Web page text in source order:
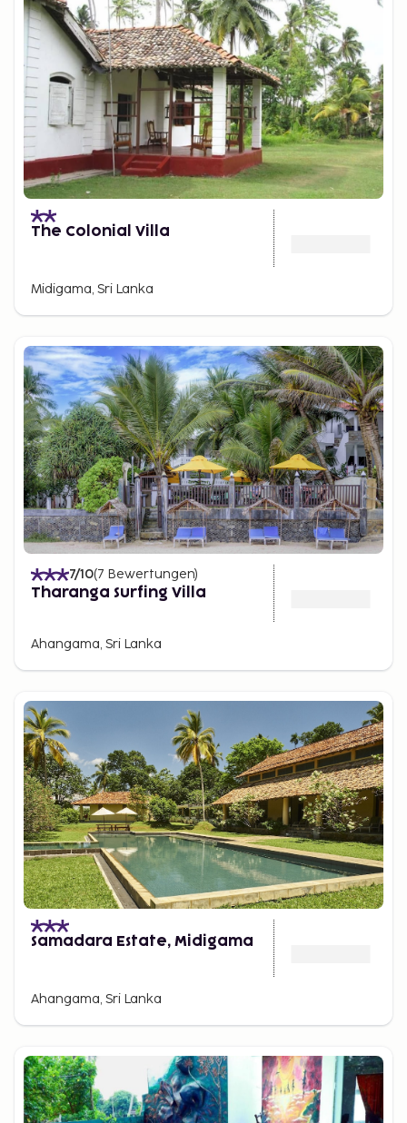
The Colonial Villa
Midigama, Sri Lanka
7/10(7 Bewertungen)
Tharanga Surfing Villa
Ahangama, Sri Lanka
Samadara Estate, Midigama
Ahangama, Sri Lanka